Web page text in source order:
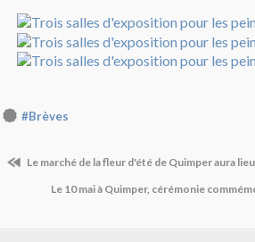
#Brèves
Le marché de la fleur d'été de Quimper aura
Le 10 mai à Quimper, cérémonie